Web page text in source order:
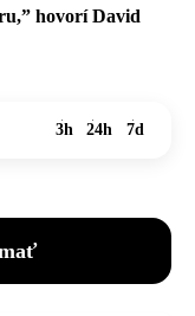
hovorí David
3h 24h 7d